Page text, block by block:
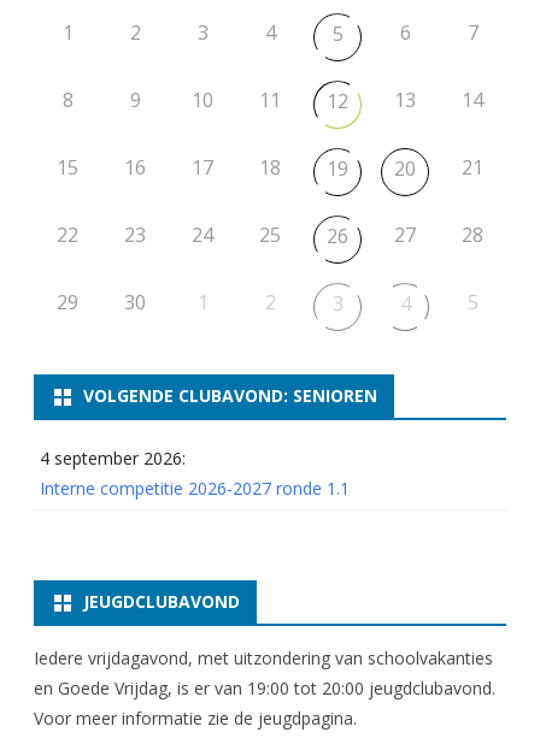
1
2 3 4 5 6 7
8 9 10 11 12 13 14
15 16 17 18 19 20 21
22 23 24 25 26 27 28
29 30 1 2 3 4 5
VOLGENDE CLUBAVOND: SENIOREN
4 september 2026:
Interne competitie 2026-2027 ronde 1.1
JEUGDCLUBAVOND
Iedere vrijdagavond, met uitzondering van schoolvakanties
en Goede Vrijdag, is er van 19:00 tot 20:00 jeugdclubavond.
Voor meer informatie zie de jeugdpagina.